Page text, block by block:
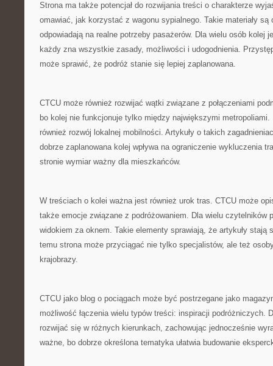
Strona ma także potencjał do rozwijania treści o charakterze
omawiać, jak korzystać z wagonu sypialnego. Takie materiały są
odpowiadają na realne potrzeby pasażerów. Dla wielu osób kolej
każdy zna wszystkie zasady, możliwości i udogodnienia.
może sprawić, że podróż stanie się lepiej zaplanowana.
CTCU może również rozwijać wątki związane z połączeniami
bo kolej nie funkcjonuje tylko między największymi
również rozwój lokalnej mobilności. Artykuły o takich
dobrze zaplanowana kolej wpływa na ograniczenie wykluczenia
stronie wymiar ważny dla mieszkańców.
W treściach o kolei ważna jest również urok tras. CTCU może
także emocje związane z podróżowaniem. Dla wielu czytelników
widokiem za oknem. Takie elementy sprawiają, że artykuły stają
temu strona może przyciągać nie tylko specjalistów, ale też
krajobrazy.
CTCU jako blog o pociągach może być postrzegane jako
możliwość łączenia wielu typów treści: inspiracji podróżniczych.
rozwijać się w różnych kierunkach, zachowując jednocześnie
ważne, bo dobrze określona tematyka ułatwia budowanie